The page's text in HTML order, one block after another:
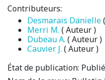
Contributeurs:
Desmarais Danielle
Merri M. ( Auteur )
Dubeau A. ( Auteur )
Cauvier J. ( Auteur )
État de publication: